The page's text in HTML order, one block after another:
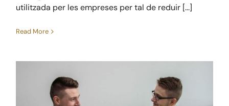
utilitzada per les empreses per tal de reduir [...]
Read More